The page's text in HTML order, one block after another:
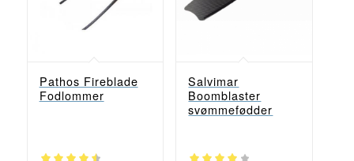
Pathos Fireblade
Fodlommer
Salvimar
Boomblaster
svømmefødder